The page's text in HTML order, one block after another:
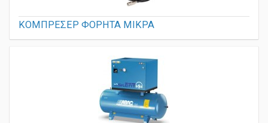
ΚΟΜΠΡΕΣΕΡ ΦΟΡΗΤΑ ΜΙΚΡΑ